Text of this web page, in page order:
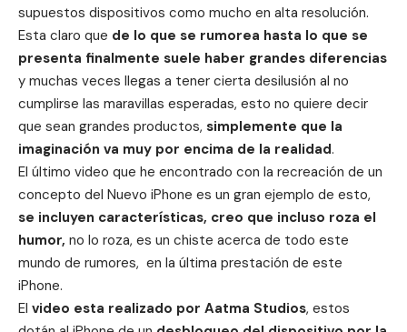
supuestos dispositivos como mucho en alta resolución.
Esta claro que de lo que se rumorea hasta lo que se
presenta finalmente suele haber grandes diferencias
y muchas veces llegas a tener cierta desilusión al no
cumplirse las maravillas esperadas, esto no quiere decir
que sean grandes productos, simplemente que la
imaginación va muy por encima de la realidad.
El último video que he encontrado con la recreación de un
concepto del Nuevo iPhone es un gran ejemplo de esto,
se incluyen características, creo que incluso roza el
humor, no lo roza, es un chiste acerca de todo este
mundo de rumores, en la última prestación de este
iPhone.
El video esta realizado por Aatma Studios, estos